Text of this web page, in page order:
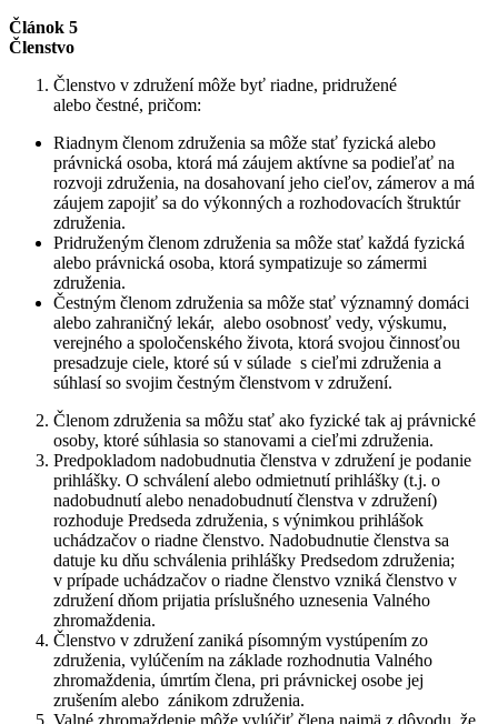
Článok 5
Členstvo
Členstvo v združení môže byť riadne, pridružené
alebo čestné, pričom:
Riadnym členom združenia sa môže stať fyzická alebo
právnická osoba, ktorá má záujem aktívne sa podieľať na
rozvoji združenia, na dosahovaní jeho cieľov, zámerov a má
záujem zapojiť sa do výkonných a rozhodovacích štruktúr
združenia.
Pridruženým členom združenia sa môže stať každá fyzická
alebo právnická osoba, ktorá sympatizuje so zámermi
združenia.
Čestným členom združenia sa môže stať významný domáci
alebo zahraničný lekár, alebo osobnosť vedy, výskumu,
verejného a spoločenského života, ktorá svojou činnosťou
presadzuje ciele, ktoré sú v súlade s cieľmi združenia a
súhlasí so svojim čestným členstvom v združení.
Členom združenia sa môžu stať ako fyzické tak aj právnické
osoby, ktoré súhlasia so stanovami a cieľmi združenia.
Predpokladom nadobudnutia členstva v združení je podanie
prihlášky. O schválení alebo odmietnutí prihlášky (t.j. o
nadobudnutí alebo nenadobudnutí členstva v združení)
rozhoduje Predseda združenia, s výnimkou prihlášok
uchádzačov o riadne členstvo. Nadobudnutie členstva sa
datuje ku dňu schválenia prihlášky Predsedom združenia;
v prípade uchádzačov o riadne členstvo vzniká členstvo v
združení dňom prijatia príslušného uznesenia Valného
zhromaždenia.
Členstvo v združení zaniká písomným vystúpením zo
združenia, vylúčením na základe rozhodnutia Valného
zhromaždenia, úmrtím člena, pri právnickej osobe jej
zrušením alebo zánikom združenia.
Valné zhromaždenie môže vylúčiť člena najmä z dôvodu, že